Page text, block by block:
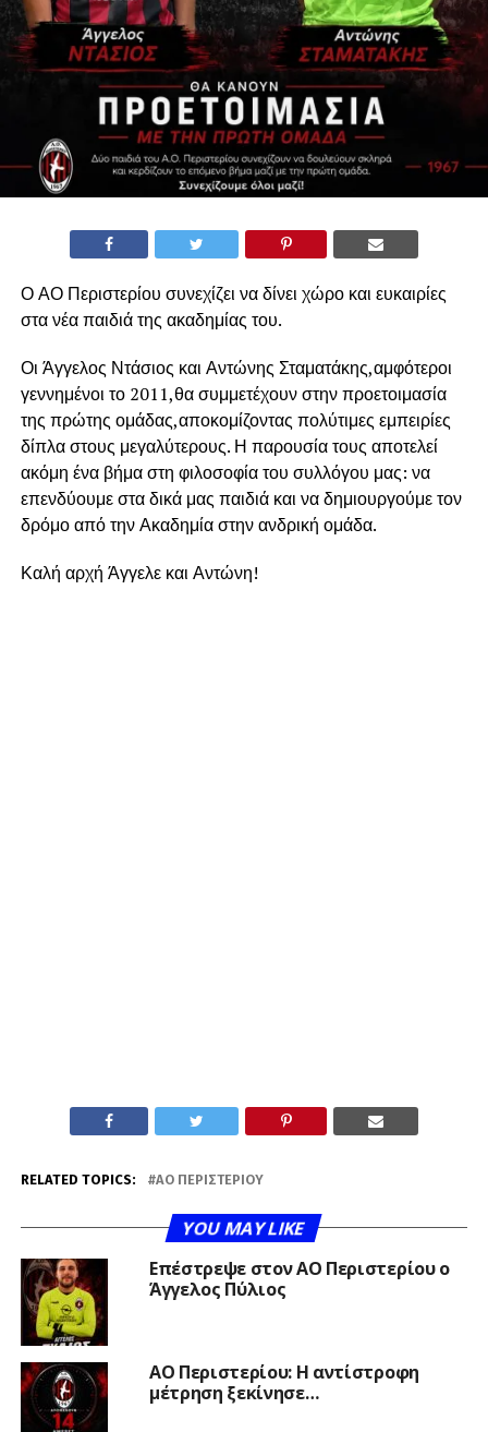
Ο ΑΟ Περιστερίου συνεχίζει να δίνει χώρο και ευκαιρίες
στα νέα παιδιά της ακαδημίας του.
Οι Άγγελος Ντάσιος και Αντώνης Σταματάκης,αμφότεροι
γεννημένοι το 2011,θα συμμετέχουν στην προετοιμασία
της πρώτης ομάδας,αποκομίζοντας πολύτιμες εμπειρίες
δίπλα στους μεγαλύτερους. Η παρουσία τους αποτελεί
ακόμη ένα βήμα στη φιλοσοφία του συλλόγου μας: να
επενδύουμε στα δικά μας παιδιά και να δημιουργούμε τον
δρόμο από την Ακαδημία στην ανδρική ομάδα.
Καλή αρχή Άγγελε και Αντώνη!
RELATED TOPICS: ΑΟ ΠΕΡΙΣΤΕΡΊΟΥ
YOU MAY LIKE
Επέστρεψε στον ΑΟ Περιστερίου ο
Άγγελος Πύλιος
ΑΟ Περιστερίου: Η αντίστροφη
μέτρηση ξεκίνησε…